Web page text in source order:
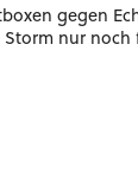
gegen
nur noch